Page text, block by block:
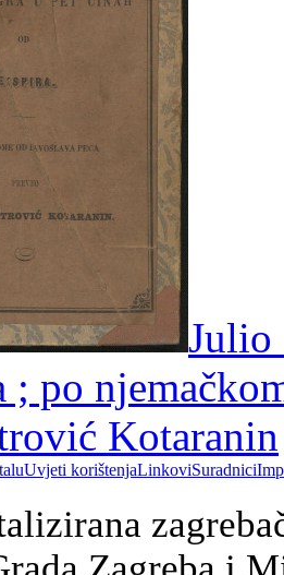
Julio
; po
Kotaranin
Uvjeti korištenjaLinkoviSuradnici